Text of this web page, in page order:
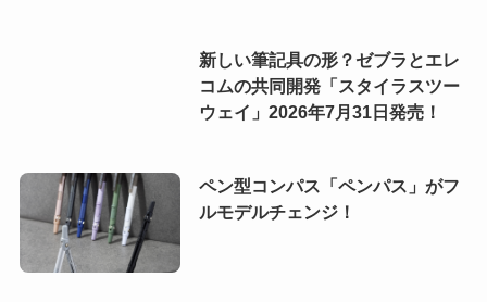
新しい筆記具の形？ゼブラとエレ
コムの共同開発「スタイラスツー
ウェイ」2026年7月31日発売！
ペン型コンパス「ペンパス」がフ
ルモデルチェンジ！